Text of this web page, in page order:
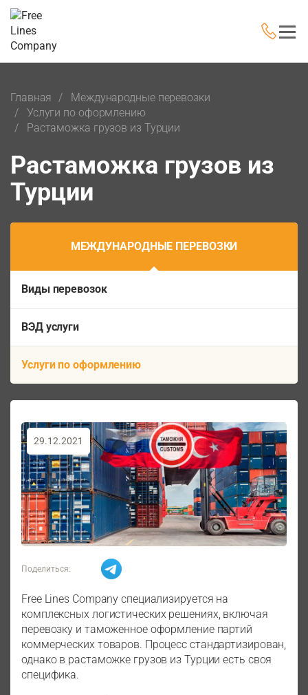
Главная
Международные перевозки
Услуги по оформлению
Растаможка грузов из Турции
Растаможка грузов из
Турции
МЕЖДУНАРОДНЫЕ ПЕРЕВОЗКИ
Виды перевозок
ВЭД услуги
Услуги по оформлению
29.12.2021
Поделиться:
Free Lines Company специализируется на
комплексных логистических решениях, включая
перевозку и таможенное оформление партий
коммерческих товаров. Процесс стандартизирован,
однако в растаможке грузов из Турции есть своя
специфика.